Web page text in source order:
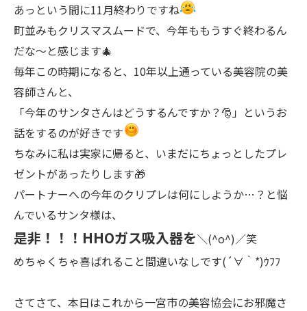
あっという間に11月終わりですね
町並みもクリスマスムードで、今年ももうすぐ終わるん
だな〜と感じます🎄
毎年この時期になると、10年以上通っている美容院の美
容師さんと、
「今年のサンタさんはどうするんですか？🎅」というお
話をするのが好きです
ちなみに私は実家に帰ると、いまだにちょっとしたプレ
ゼントがあったりします🎁
パートナーへの今年のクリプレは何にしようか…？と悩
んでいるサンタ様は、
是非！！！HHOガス吸入器を＼(^o^)／笑
めちゃくちゃ喜ばれること間違いなしです(´∀｀*)ｳﾌﾌ
さてさて、本日はこれから一宮市の美容協会にお邪魔さ